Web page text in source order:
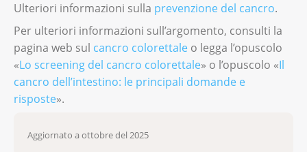
Ulteriori informazioni sulla prevenzione del cancro.
Per ulteriori informazioni sull’argomento, consulti la
pagina web sul cancro colorettale o legga l’opuscolo
«Lo screening del cancro colorettale» o l’opuscolo «Il
cancro dell’intestino: le principali domande e
risposte».
Aggiornato a ottobre del 2025